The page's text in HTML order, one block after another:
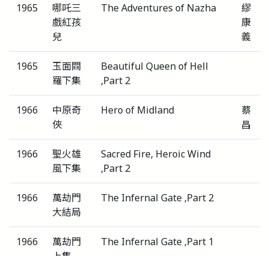
1965
哪吒三
戲紅孩
兒
The Adventures of Nazha
繆
康
義
1965
玉面閰
羅下集
Beautiful Queen of Hell
,Part 2
1966
中原奇
俠
Hero of Midland
蔡
昌
1966
聖火雄
風下集
Sacred Fire, Heroic Wind
,Part 2
1966
萬劫門
大結局
The Infernal Gate ,Part 2
1966
萬劫門
The Infernal Gate ,Part 1